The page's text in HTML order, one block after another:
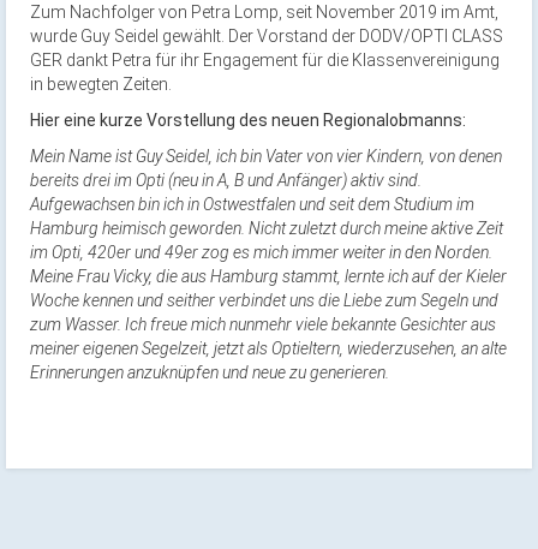
Zum Nachfolger von Petra Lomp, seit November 2019 im Amt,
wurde Guy Seidel gewählt. Der Vorstand der DODV/OPTI CLASS
GER dankt Petra für ihr Engagement für die Klassenvereinigung
in bewegten Zeiten.
Hier eine kurze Vorstellung des neuen Regionalobmanns:
Mein Name ist Guy Seidel, ich bin Vater von vier Kindern, von denen
bereits drei im Opti (neu in A, B und Anfänger) aktiv sind.
Aufgewachsen bin ich in Ostwestfalen und seit dem Studium im
Hamburg heimisch geworden. Nicht zuletzt durch meine aktive Zeit
im Opti, 420er und 49er zog es mich immer weiter in den Norden.
Meine Frau Vicky, die aus Hamburg stammt, lernte ich auf der Kieler
Woche kennen und seither verbindet uns die Liebe zum Segeln und
zum Wasser. Ich freue mich nunmehr viele bekannte Gesichter aus
meiner eigenen Segelzeit, jetzt als Optieltern, wiederzusehen, an alte
Erinnerungen anzuknüpfen und neue zu generieren.